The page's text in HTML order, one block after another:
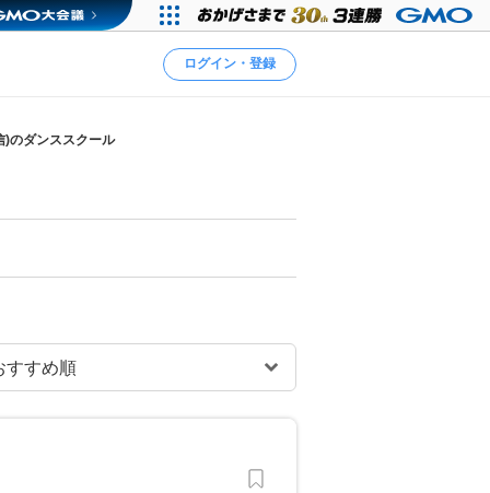
ログイン・登録
)のダンススクール